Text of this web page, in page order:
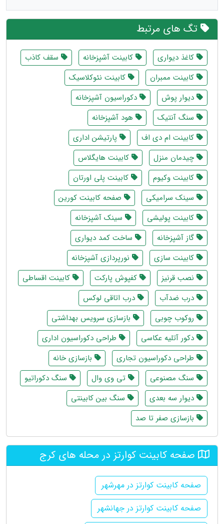
تگ های مرتبط
کاغذ دیواری کابینت آشپزخانه
سقف کاذب
کابینت ممبران
کابینت نئوکلاسیک
دیوار پوش
دکوراسیون آشپزخانه
سنگ آنتیک
هود آشپزخانه
کابینت ام دی اف
پارتیشن اداری
چیدمان منزل
کابینت هایگلاس
کابینت وکیوم
کابینت پلی اورتان
سینک سرامیکی
صفحه کابینت کورین
کابینت پولیشی
سینک آشپزخانه
گاز آشپزخانه
ساخت کمد دیواری
کابینت سازی
نورپردازی آشپزخانه
نصب قرنیز
کفپوش پارکت
کابینت اقساطی
درب ضدآب
درب اتاقی لوکس
روکوب چوبی
بازسازی سرویس بهداشتی
دکور آتلیه عکاسی
طراحی دکوراسیون اداری
طراحی دکوراسیون تجاری
بازسازی خانه
سنگ مصنوعی
تی وی وال
سنگ دکوراتیو
دیوار سه بعدی
سنگ بین کابینتی
بازسازی صفر تا صد
صفحه کابینت کوارتز در محله های کرج
صفحه کابینت کوارتز در مهرشهر
صفحه کابینت کوارتز در جهانشهر